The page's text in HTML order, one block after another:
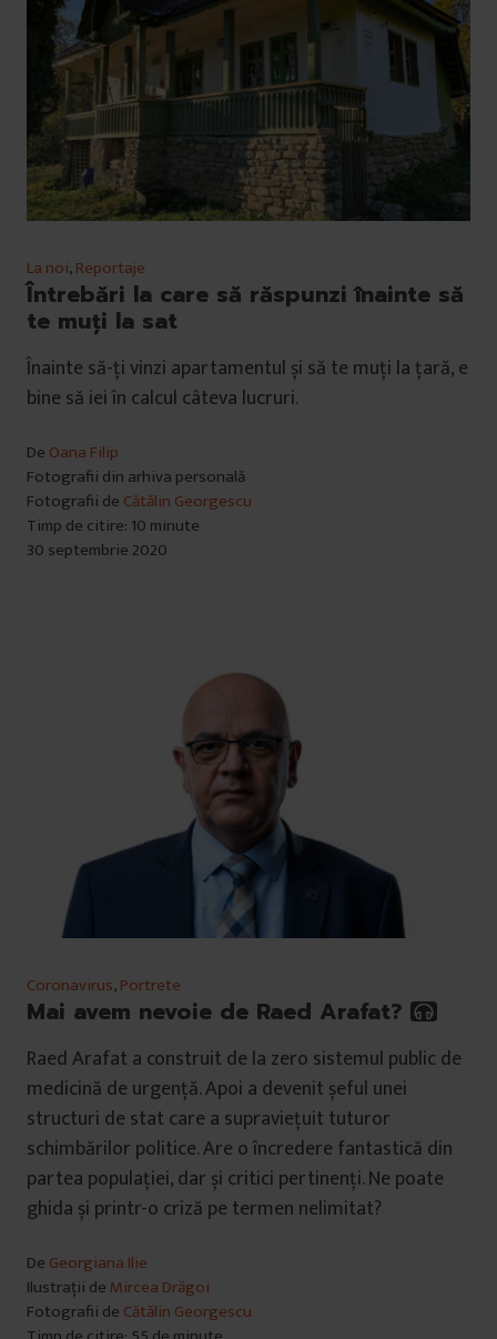
La noi,Reportaje
Întrebări la care să răspunzi înainte să
te muți la sat
Înainte să-ți vinzi apartamentul și să te muți la țară, e
bine să iei în calcul câteva lucruri.
De Oana Filip
Fotografii din arhiva personală
Fotografii de Cătălin Georgescu
Timp de citire: 10 minute
30 septembrie 2020
Coronavirus,Portrete
Mai avem nevoie de Raed Arafat?
Raed Arafat a construit de la zero sistemul public de
medicină de urgență. Apoi a devenit șeful unei
structuri de stat care a supraviețuit tuturor
schimbărilor politice. Are o încredere fantastică din
partea populației, dar și critici pertinenți. Ne poate
ghida și printr-o criză pe termen nelimitat?
De Georgiana Ilie
Ilustrații de Mircea Drăgoi
Fotografii de Cătălin Georgescu